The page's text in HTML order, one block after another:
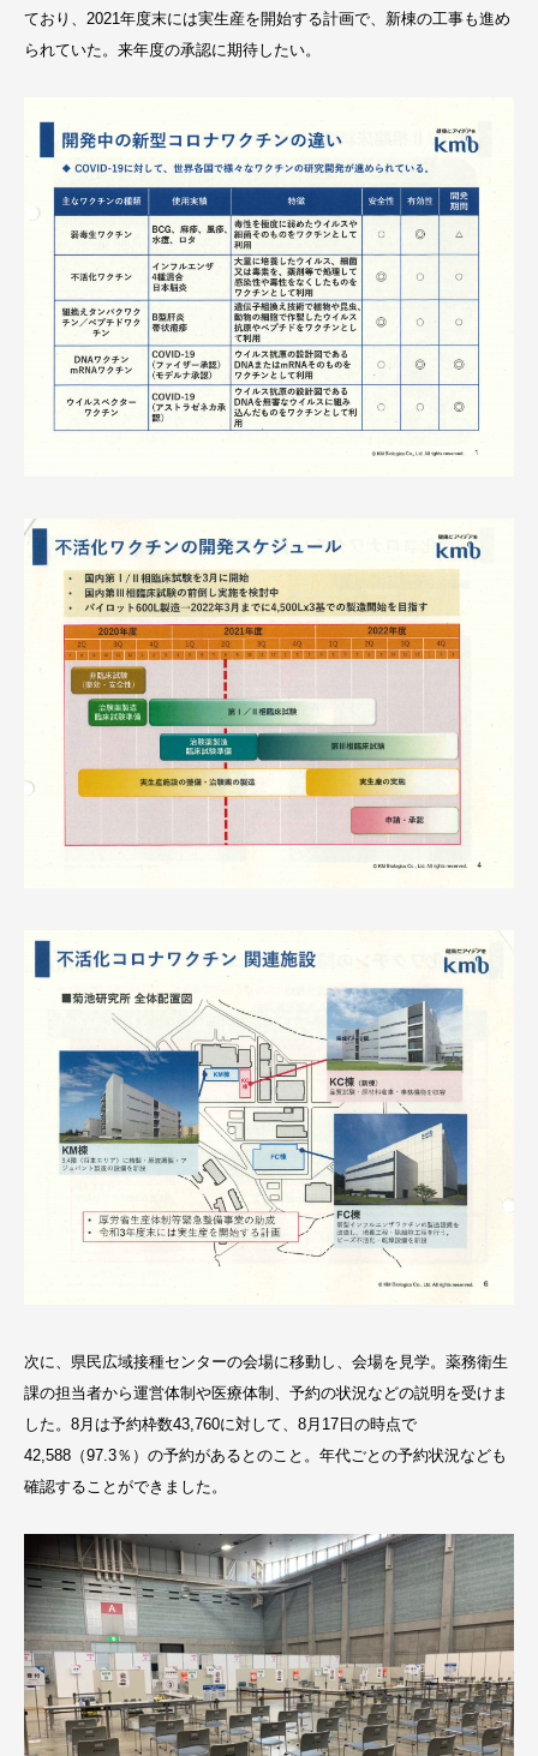
ており、2021年度末には実生産を開始する計画で、新棟の工事も進め
られていた。来年度の承認に期待したい。
次に、県民広域接種センターの会場に移動し、会場を見学。薬務衛生
課の担当者から運営体制や医療体制、予約の状況などの説明を受けま
した。8月は予約枠数43,760に対して、8月17日の時点で
42,588（97.3％）の予約があるとのこと。年代ごとの予約状況なども
確認することができました。